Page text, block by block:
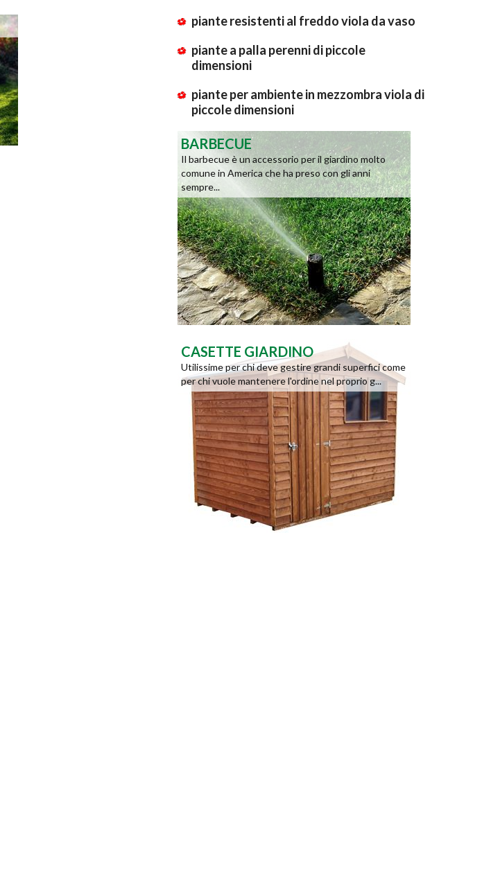
piante resistenti al freddo viola da vaso
piante a palla perenni di piccole
dimensioni
piante per ambiente in mezzombra viola di
piccole dimensioni
BARBECUE
Il barbecue è un accessorio per il giardino molto
comune in America che ha preso con gli anni
sempre...
CASETTE GIARDINO
Utilissime per chi deve gestire grandi superfici come
per chi vuole mantenere l'ordine nel proprio g...